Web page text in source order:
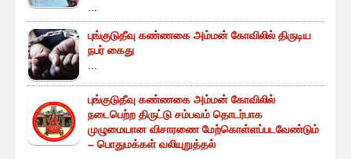
...
புங்குடுதீவு கண்ணகை அம்மன் கோவிலில் திருடிய
நபர் கைது
...
புங்குடுதீவு கண்ணகை அம்மன் கோவிலில்
நடைபெற்ற திருட்டு சம்பவம் தொடர்பாக
முழுமையான விசாரணை மேற்கொள்ளப்படவேண்டும்
– பொதுமக்கள் வலியுறுத்தல்